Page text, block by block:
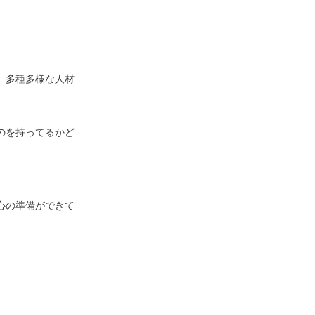
多種多様な人材
を持ってるかど
の準備ができて